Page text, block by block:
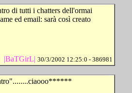
di tutti i chatters dell'ormai
ed email: sarà così creato
|BaTGirL| 30/3/2002 12:25:0 - 386981